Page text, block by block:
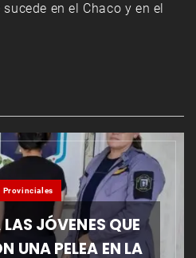
en el Chaco y en el
Provinciales
JÓVENES QUE
UNA PELEA EN LA